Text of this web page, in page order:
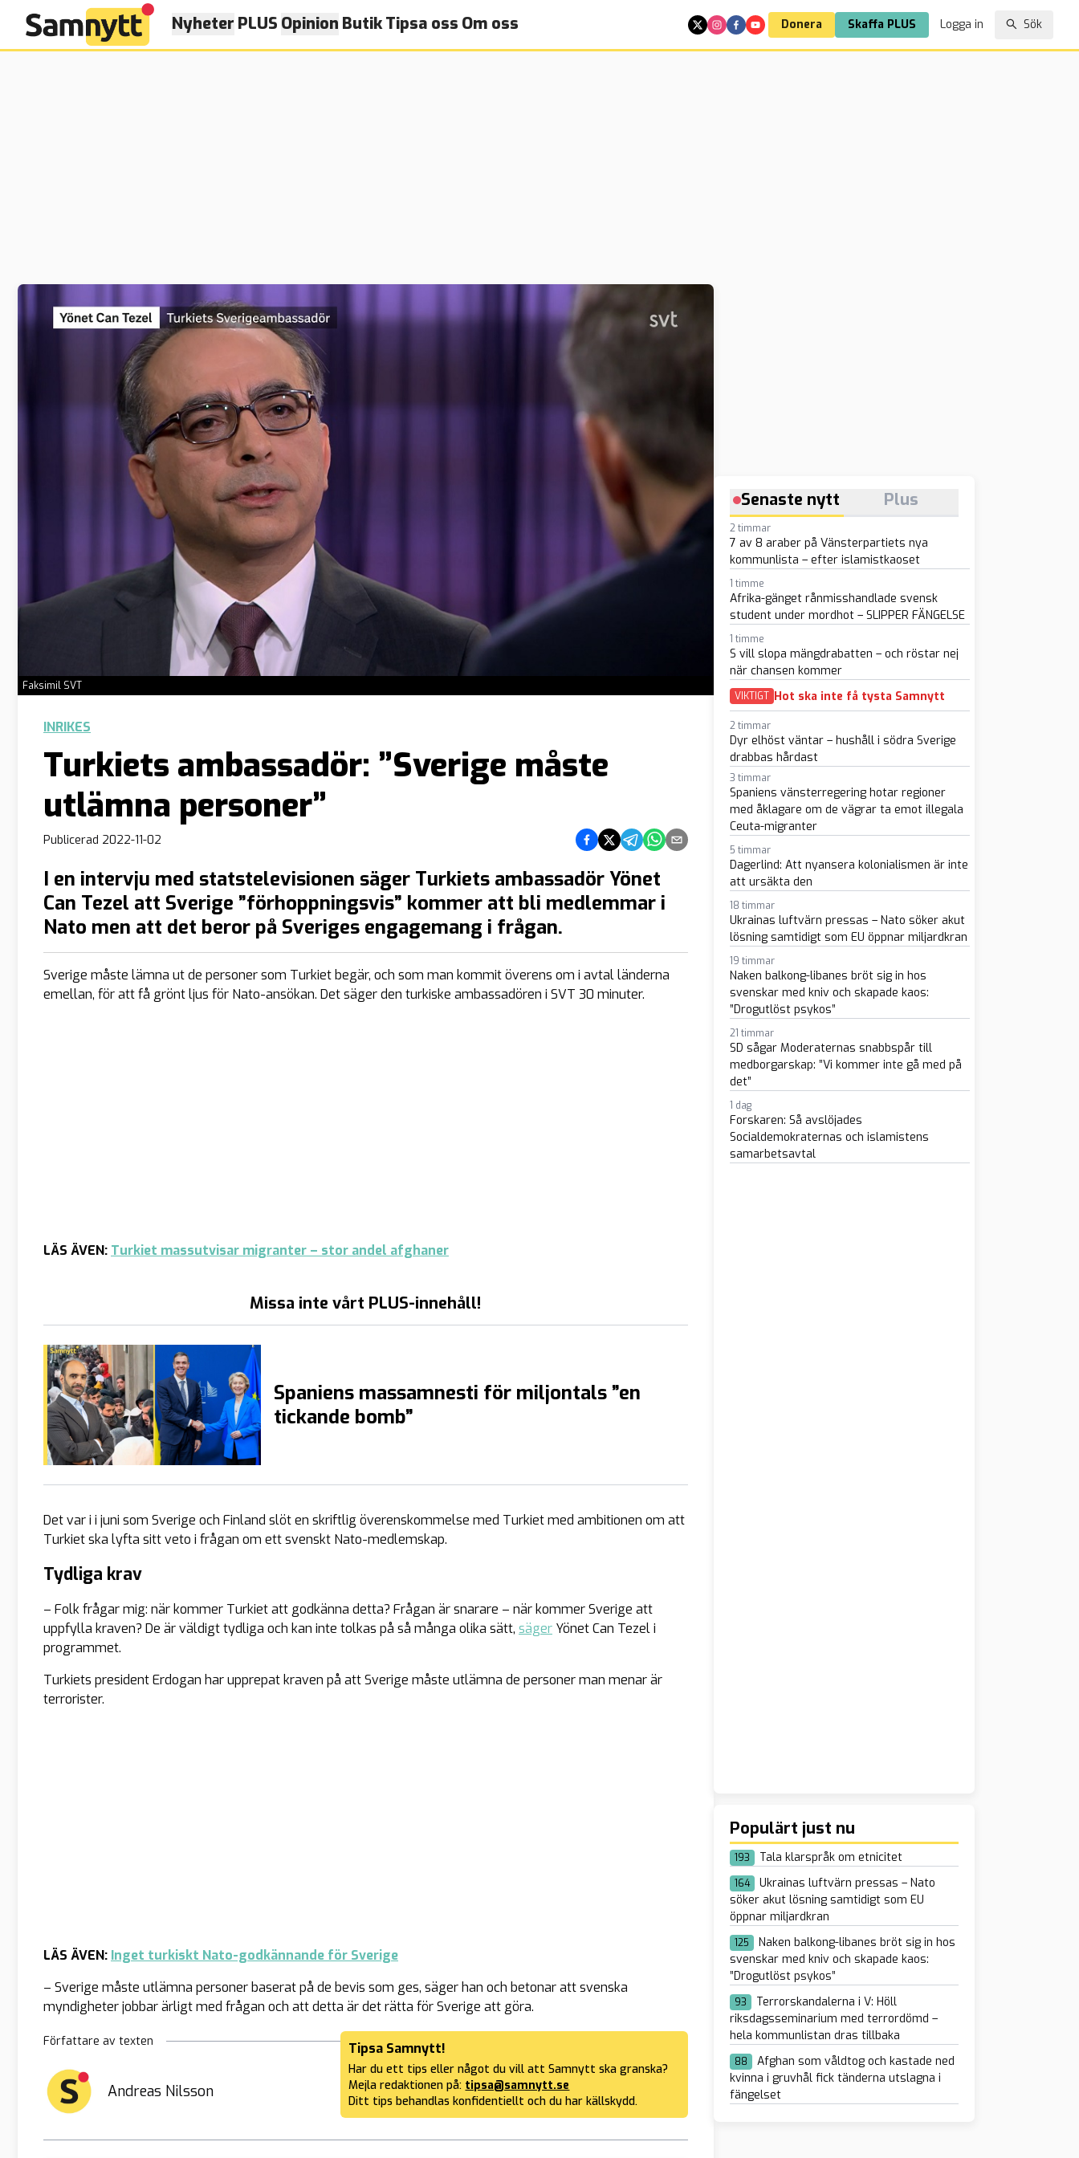
Nyheter PLUS Opinion ButikTipsa oss Om oss Donera Skaffa PLUS Logga in Sök
Faksimil SVT
INRIKES
Turkiets ambassadör: ”Sverige måste
utlämna personer”
Publicerad 2022-11-02 Dela på Facebook
Dela på Twitter
Dela på Telegram
Dela på Whatsapp
Dela via e-post
I en intervju med statstelevisionen säger Turkiets ambassadör Yönet
Can Tezel att Sverige ”förhoppningsvis” kommer att bli medlemmar i
Nato men att det beror på Sveriges engagemang i frågan.
Sverige måste lämna ut de personer som Turkiet begär, och som man kommit överens om i avtal länderna
emellan, för att få grönt ljus för Nato-ansökan. Det säger den turkiske ambassadören i SVT 30 minuter.
LÄS ÄVEN: Turkiet massutvisar migranter – stor andel afghaner
Missa inte vårt PLUS-innehåll!
Spaniens massamnesti för miljontals ”en
tickande bomb”
Det var i i juni som Sverige och Finland slöt en skriftlig överenskommelse med Turkiet med ambitionen om att
Turkiet ska lyfta sitt veto i frågan om ett svenskt Nato-medlemskap.
Tydliga krav
– Folk frågar mig: när kommer Turkiet att godkänna detta? Frågan är snarare – när kommer Sverige att
uppfylla kraven? De är väldigt tydliga och kan inte tolkas på så många olika sätt, säger Yönet Can Tezel i
programmet.
Turkiets president Erdogan har upprepat kraven på att Sverige måste utlämna de personer man menar är
terrorister.
LÄS ÄVEN: Inget turkiskt Nato-godkännande för Sverige
– Sverige måste utlämna personer baserat på de bevis som ges, säger han och betonar att svenska
myndigheter jobbar ärligt med frågan och att detta är det rätta för Sverige att göra.
Författare av texten
Andreas Nilsson
Tipsa Samnytt!
Har du ett tips eller något du vill att Samnytt ska granska?
Mejla redaktionen på: tipsa@samnytt.se
Ditt tips behandlas konfidentiellt och du har källskydd.
Senaste nytt Plus
2 timmar
7 av 8 araber på Vänsterpartiets nya
kommunlista – efter islamistkaoset
1 timme
Afrika-gänget rånmisshandlade svensk
student under mordhot – SLIPPER FÄNGELSE
1 timme
S vill slopa mängdrabatten – och röstar nej
när chansen kommer
VIKTIGT Hot ska inte få tysta Samnytt
2 timmar
Dyr elhöst väntar – hushåll i södra Sverige
drabbas hårdast
3 timmar
Spaniens vänsterregering hotar regioner
med åklagare om de vägrar ta emot illegala
Ceuta-migranter
5 timmar
Dagerlind: Att nyansera kolonialismen är inte
att ursäkta den
18 timmar
Ukrainas luftvärn pressas – Nato söker akut
lösning samtidigt som EU öppnar miljardkran
19 timmar
Naken balkong-libanes bröt sig in hos
svenskar med kniv och skapade kaos:
”Drogutlöst psykos”
21 timmar
SD sågar Moderaternas snabbspår till
medborgarskap: ”Vi kommer inte gå med på
det”
1 dag
Forskaren: Så avslöjades
Socialdemokraternas och islamistens
samarbetsavtal
Populärt just nu
193 Tala klarspråk om etnicitet
164
Ukrainas luftvärn pressas – Nato
söker akut lösning samtidigt som EU
öppnar miljardkran
125
Naken balkong-libanes bröt sig in hos
svenskar med kniv och skapade kaos:
”Drogutlöst psykos”
93
Terrorskandalerna i V: Höll
riksdagsseminarium med terrordömd –
hela kommunlistan dras tillbaka
88
Afghan som våldtog och kastade ned
kvinna i gruvhål fick tänderna utslagna i
fängelset